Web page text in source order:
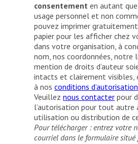
consentement en autant
usage personnel et non
pouvez imprimer
papier pour les afficher chez
dans votre organisation, à
nom, nos coordonnées, notre
mention de droits d’auteur
intacts et clairement
à nosconditions
Veuilleznous contacter pour
l’autorisation pour tout autre
utilisation ou distribution de
Pour télécharger : entrez votre
courriel dans le formulaire situé